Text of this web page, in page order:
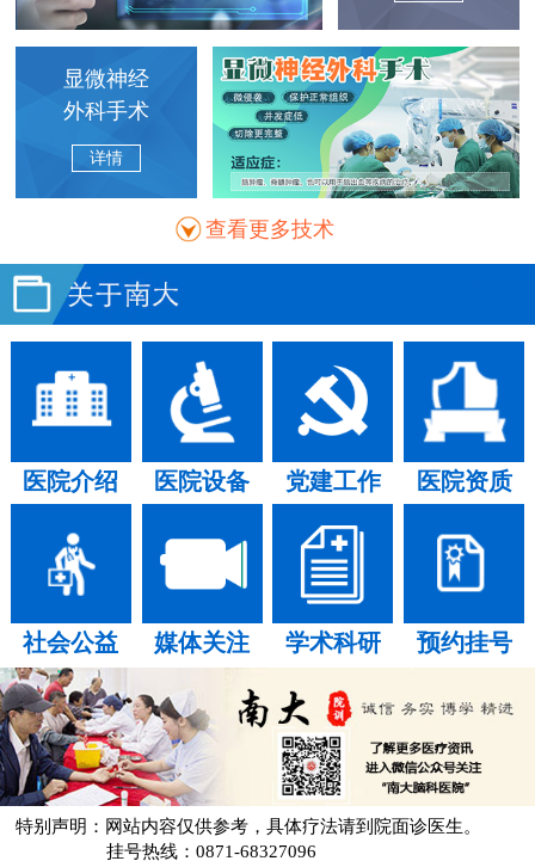
显微神经
外科手术
详情
查看更多技术
医院介绍 医院设备 党建工作 医院资质
社会公益 媒体关注 学术科研 预约挂号
特别声明：网站内容仅供参考，具体疗法请到院面诊医生。
挂号热线：0871-68327096